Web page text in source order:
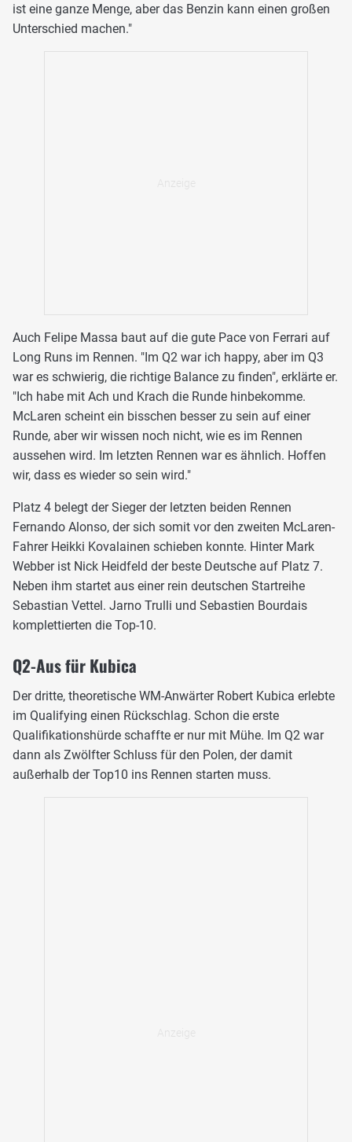
ist eine ganze Menge, aber das Benzin kann einen großen
Unterschied machen."
Auch Felipe Massa baut auf die gute Pace von Ferrari auf
Long Runs im Rennen. "Im Q2 war ich happy, aber im Q3
war es schwierig, die richtige Balance zu finden", erklärte er.
"Ich habe mit Ach und Krach die Runde hinbekomme.
McLaren scheint ein bisschen besser zu sein auf einer
Runde, aber wir wissen noch nicht, wie es im Rennen
aussehen wird. Im letzten Rennen war es ähnlich. Hoffen
wir, dass es wieder so sein wird."
Platz 4 belegt der Sieger der letzten beiden Rennen
Fernando Alonso, der sich somit vor den zweiten McLaren-
Fahrer Heikki Kovalainen schieben konnte. Hinter Mark
Webber ist Nick Heidfeld der beste Deutsche auf Platz 7.
Neben ihm startet aus einer rein deutschen Startreihe
Sebastian Vettel. Jarno Trulli und Sebastien Bourdais
komplettierten die Top-10.
Q2-Aus für Kubica
Der dritte, theoretische WM-Anwärter Robert Kubica erlebte
im Qualifying einen Rückschlag. Schon die erste
Qualifikationshürde schaffte er nur mit Mühe. Im Q2 war
dann als Zwölfter Schluss für den Polen, der damit
außerhalb der Top10 ins Rennen starten muss.